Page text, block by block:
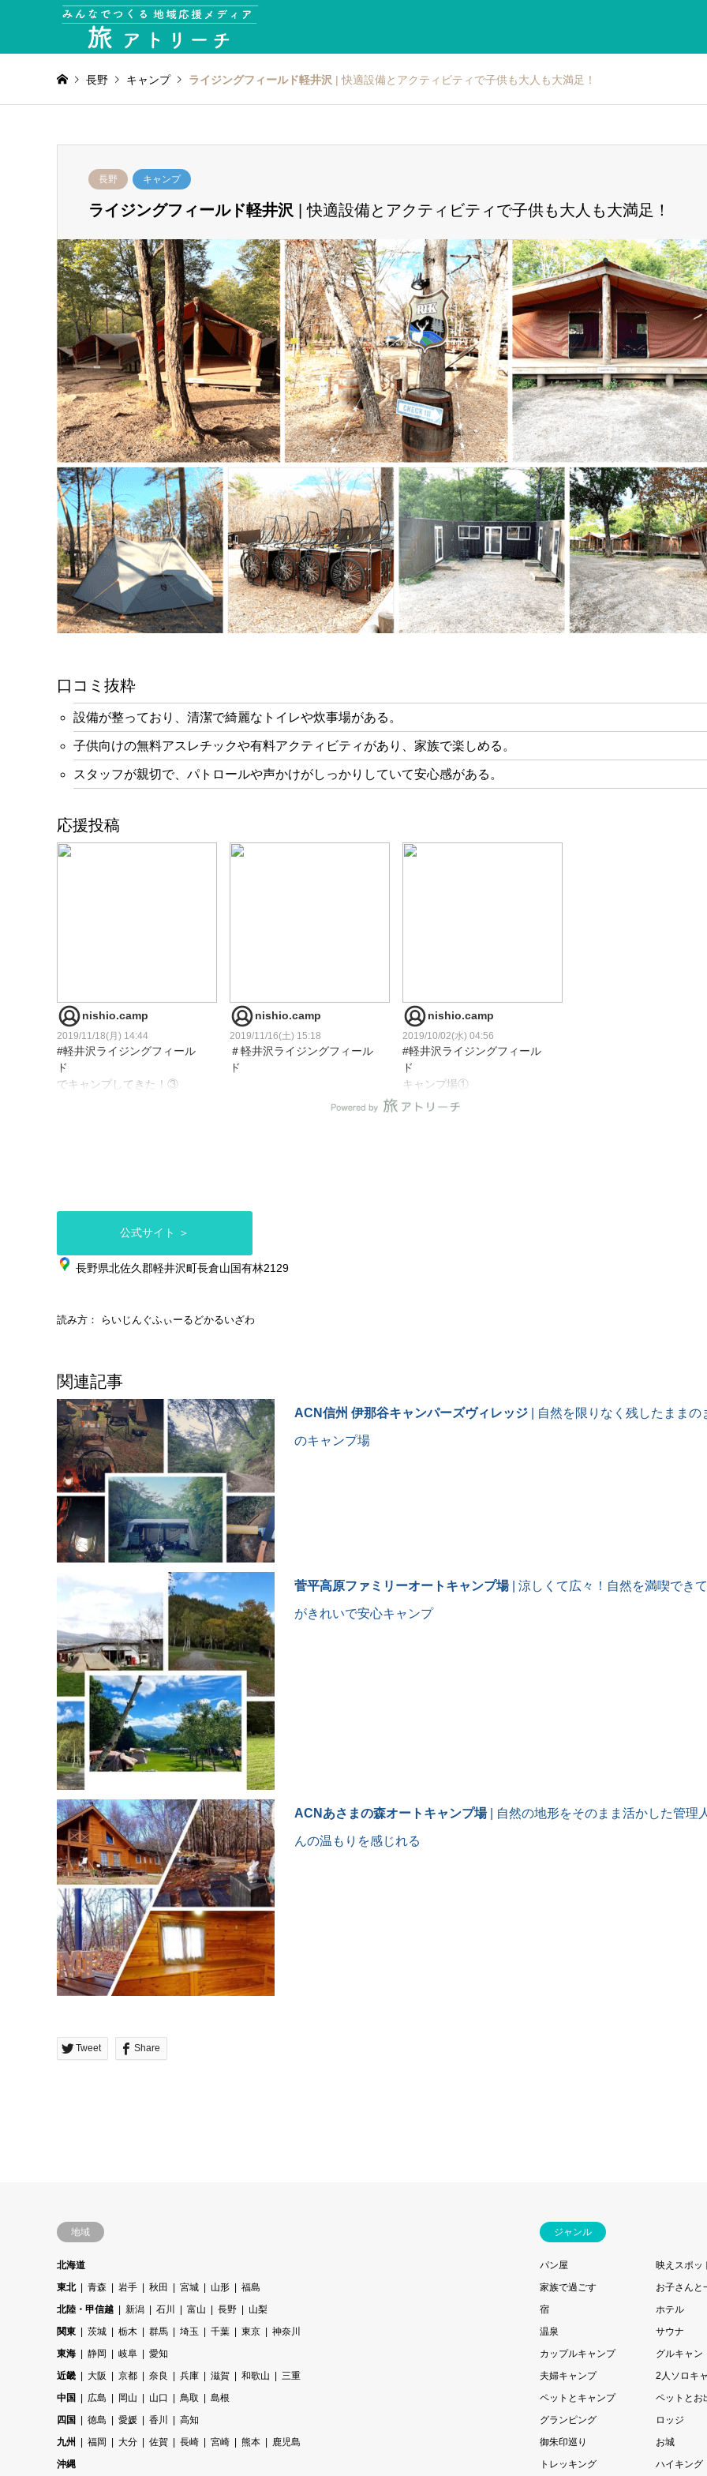
長野 キャンプ ライジングフィールド軽井沢 | 快適設備とアクティビティで子供も大人も大満足！
長野 キャンプ
ライジングフィールド軽井沢 | 快適設備とアクティビティで子供も大人も大満足！
口コミ抜粋
設備が整っており、清潔で綺麗なトイレや炊事場がある。
子供向けの無料アスレチックや有料アクティビティがあり、家族で楽しめる。
スタッフが親切で、パトロールや声かけがしっかりしていて安心感がある。
応援投稿
nishio.camp
2019/11/18(月) 14:44
#軽井沢ライジングフィール
ド
でキャンプしてきた！③
年は冬もキャンプやります❗️
設営もすごく簡単で、貼り
メージが湧いてくるすごくい
り買ってよかったです！
スタイルで🦘
モンベルのテント、オレンジ
色があってます。
同じく最近買った薪ストーブ
をさっそく導入しました🔥
またそちらのレビューも後ほ
ど。
だいたいアイテムも揃ったけ
ど、
テントに合わせる無骨なファ
ニチャーとか欲しいなぁ〜と
か思ったり。
物欲、尽きません‥笑
#にーも
#ニーモ
#ニーモヘキサライト
#ニーモヘキサライト6p
#ヘキサライトエレメント
#冬キャンプ
#薪ストーブ
#薪ストーブキャンプ
#カンガルースタイル
#軽井沢
#軽井沢キャンプ
#キャンプ好きな人と繋がり
たい
#アトリーチで応援
nishio.camp
2019/11/16(土) 15:18
＃軽井沢ライジングフィール
ド
温泉、観光スポット、大自然
がりに
ですか？とか、このテント僕
も持ってるんですよ〜いいで
すよね〜！とか、気さくに声
をかけて頂いて、人的にもと
ても気持ちのいい環境だなと
感じました。
こんな環境で仕事したいな〜
この季節は虫もいないのでと
ても快適です。
登山客とかで慣れてるのか、
動物もけっこう間近で見られ
ます。
ただ、避暑地だけあってこの
季節でも夜は氷点下になるの
でそれなりの装備が必要で
す。朝方には車もパキパキで
した。
秋キャンプというかもう冬キ
ャンプですね。というとキャ
ンプ場の方に、
いやいやまだまだこれからで
すよ！冬になると地面も20セ
ンチ〜凍りますので鍛造ペグ
じゃないと全て曲がります笑
とおっしゃってました笑
またいろいろアップしていき
ます⤴️ #軽井沢
#軽井沢キャンプ
#軽井沢キャンプ場
#軽井沢ライジングフィール
nishio.camp
2019/10/02(水) 04:56
#軽井沢ライジングフィール
ド
キャンプ場①
公式サイト ＞
長野県北佐久郡軽井沢町長倉山国有林2129
読み方： らいじんぐふぃーるどかるいざわ
関連記事
ACN信州 伊那谷キャンパーズヴィレッジ | 自然を限りなく残したままの
のキャンプ場
菅平高原ファミリーオートキャンプ場| 涼しくて広々！自然を満喫でき
がきれいで安心キャンプ
ACNあさまの森オートキャンプ場| 自然の地形をそのまま活かした管理
んの温もりを感じれる
Tweet Share
地域
北海道
東北
青森 岩手 秋田 宮城 山形
福島
北陸・甲信越
新潟 石川 富山 長野
山梨
関東
茨城 栃木 群馬 埼玉 千葉 東京
神奈川
東海
静岡 岐阜
愛知
近畿
大阪 京都 奈良 兵庫 滋賀 和歌山
三重
中国
広島 岡山 山口 鳥取
島根
四国
徳島 愛媛 香川
高知
九州
福岡 大分 佐賀 長崎 宮崎 熊本
鹿児島
沖縄
ジャンル
パン屋
映えスポッ
家族で過ごす
お子さんと
宿
ホテル
温泉
サウナ
カップルキャンプ
グルキャン
夫婦キャンプ
2人ソロキ
ペットとキャンプ
ペットとお
グランピング
ロッジ
御朱印巡り
お城
トレッキング
ハイキング